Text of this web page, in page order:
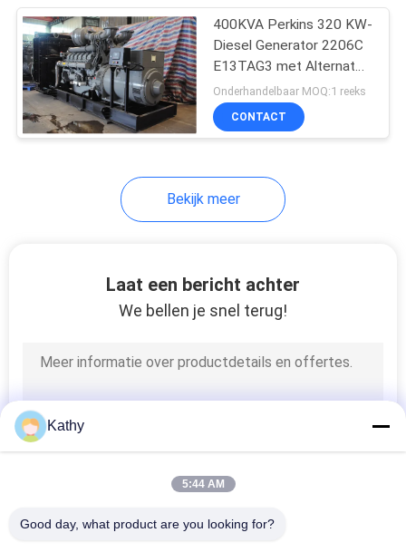
De Mariene Motoren
van Cummins
Lovol Diesel
FG WILSON-
Generatorreeks
400KVA Perkins 320 KW-
Diesel Generator 2206C
E13TAG3 met Alternator
Leroy Somer
Onderhandelbaar MOQ:1 reeks
CONTACT
Bekijk meer
Laat een bericht achter
We bellen je snel terug!
Kathy
5:44 AM
Good day, what product are you looking for?